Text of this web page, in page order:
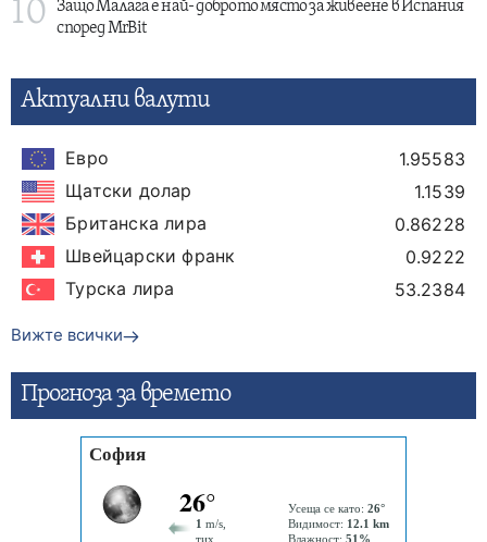
10
Защо Малага е най- доброто място за живеене в Испания
според MrBit
Актуални валути
Евро
1.95583
Щатски долар
1.1539
Британска лира
0.86228
Швейцарски франк
0.9222
Турска лира
53.2384
Вижте всички
Прогнозa за времето